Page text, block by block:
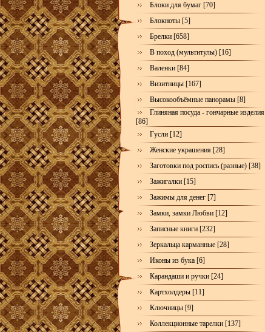
Блоки для бумаг [70]
Блокноты [5]
Брелки [658]
В поход (мультитулы) [16]
Валенки [84]
Визитницы [167]
Высокообъёмные панорамы [8]
Глиняная посуда - гончарные изделия
[86]
Гусли [12]
Женские украшения [28]
Заготовки под роспись (разные) [38]
Зажигалки [15]
Зажимы для денег [7]
Замки, замки Любви [12]
Записные книги [232]
Зеркальца карманные [28]
Иконы из бука [6]
Карандаши и ручки [24]
Картхолдеры [11]
Ключницы [9]
Коллекционные тарелки [137]